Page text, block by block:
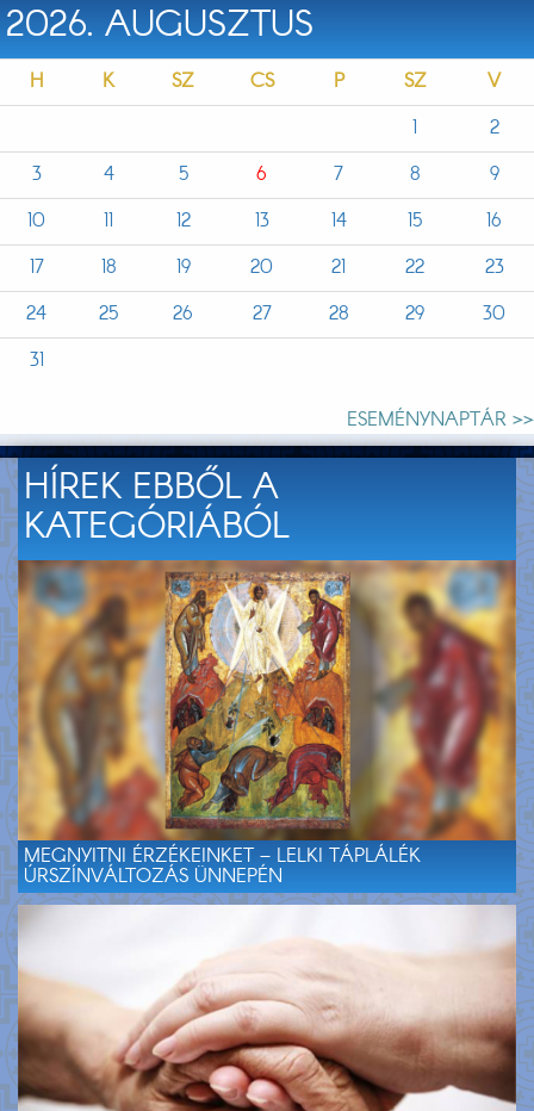
2026. AUGUSZTUS
H K SZ CS P SZ
V
1
2
3
4 5 6 7 8
9
10
11 12 13 14 15
16
17
18 19 20 21 22
23
24
25 26 27 28 29
30
31
ESEMÉNYNAPTÁR >>
HÍREK EBBŐL A
KATEGÓRIÁBÓL
MEGNYITNI ÉRZÉKEINKET – LELKI TÁPLÁLÉK
ÚRSZÍNVÁLTOZÁS ÜNNEPÉN